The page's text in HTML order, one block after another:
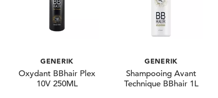
GENERIK
Oxydant BBhair Plex
10V 250ML
GENERIK
Shampooing Avant
Technique BBhair 1L